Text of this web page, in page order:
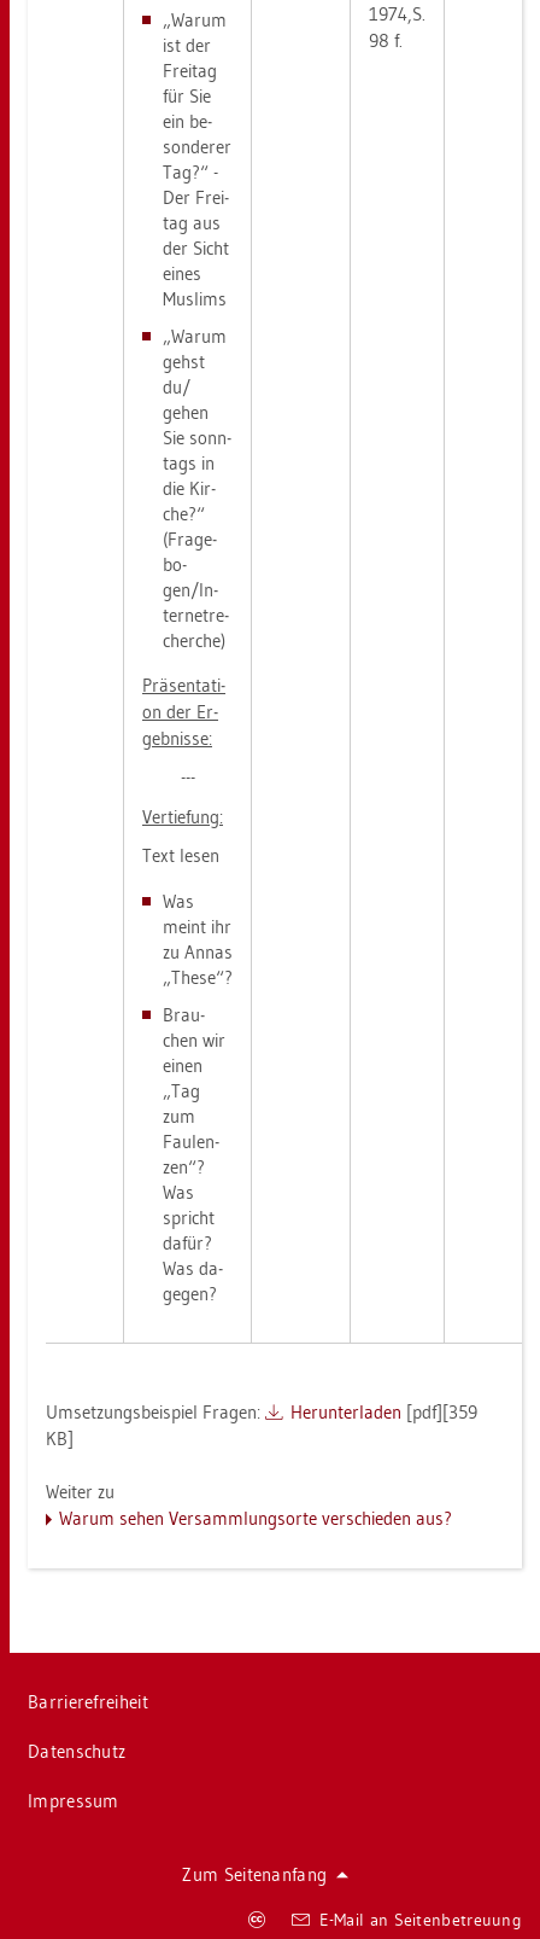
„Warum
ist der
Frei­tag
für Sie
ein be­
son­de­rer
Tag?“ -
Der Frei­
tag aus
der Sicht
eines
Mus­lims
„Warum
gehst
du/
gehen
Sie sonn­
tags in
die Kir­
che?“
(Fra­ge­
bo­
gen/In­
ter­net­re­
cher­che)
Prä­sen­ta­ti­
on der Er­
geb­nis­se:
---
Ver­tie­fung:
Text lesen
Was
meint ihr
zu Annas
„These“?
Brau­
chen wir
einen
„Tag
zum
Fau­len­
zen“?
Was
spricht
dafür?
Was da­
ge­gen?
1974,S.
98 f.
Um­set­zungs­bei­spiel Fra­gen: Her­un­ter­la­den [pdf][359
KB]
Wei­ter zu
Warum sehen Ver­samm­lungs­or­te ver­schie­den aus?
Bar­rie­re­frei­heit
Da­ten­schutz
Im­pres­sum
Zum Sei­ten­an­fang
E-Mail an Sei­ten­be­treu­ung
Co­